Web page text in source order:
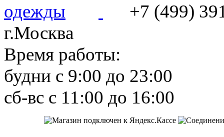
+7 (499)
г.Москва
Время работы:
будни с 9:00 до 23:00
сб-вс с 11:00 до 16:00